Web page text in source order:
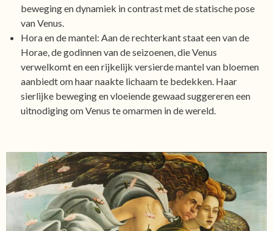
beweging en dynamiek in contrast met de statische pose
van Venus.
Hora en de mantel: Aan de rechterkant staat een van de
Horae, de godinnen van de seizoenen, die Venus
verwelkomt en een rijkelijk versierde mantel van bloemen
aanbiedt om haar naakte lichaam te bedekken. Haar
sierlijke beweging en vloeiende gewaad suggereren een
uitnodiging om Venus te omarmen in de wereld.